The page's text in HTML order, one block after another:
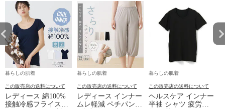
暮らしの肌着
この販売店の送料について
レディース 綿100%
接触冷感フライスフ
暮らしの肌着
この販売店の送料について
レディース インナー
ムレ軽減 ペチパンツ
暮らしの肌着
この販売店の送料について
ヘルスケア インナー
半袖 シャツ 疲労回